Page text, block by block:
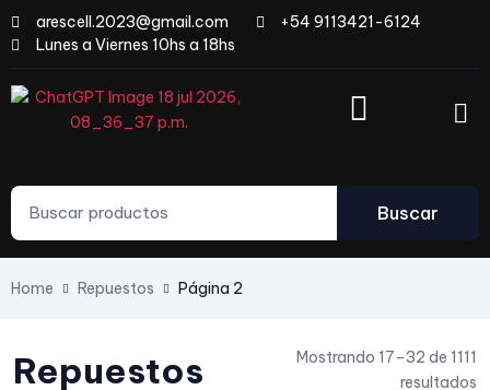
arescell.2023@gmail.com
+54 9113421-6124
Lunes a Viernes 10hs a 18hs
Buscar
Home Repuestos Página 2
Repuestos
Mostrando 17–32 de 1111
resultados